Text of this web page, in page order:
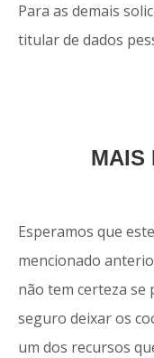
Para as demais
titular de dados
MAIS
Esperamos que
mencionado
não tem certeza se
seguro deixar os
um dos recursos